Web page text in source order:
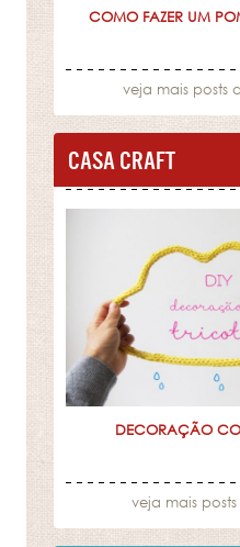
COMO FAZER UM
veja mais posts
CASA CRAFT
DECORAÇÃO
veja mais